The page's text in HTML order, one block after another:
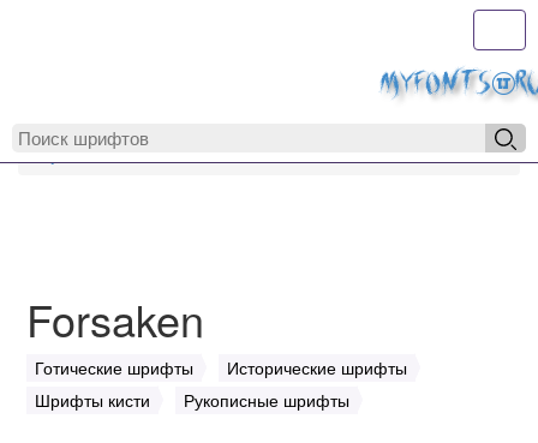
MyFonts.ru
Forsaken
Готические шрифты
Исторические шрифты
Шрифты кисти
Рукописные шрифты